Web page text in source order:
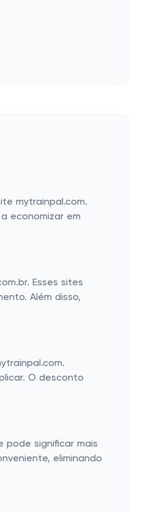
mytrainpal.com.
economizar em
Esses sites
Além disso,
O desconto
pode significar mais
eliminando